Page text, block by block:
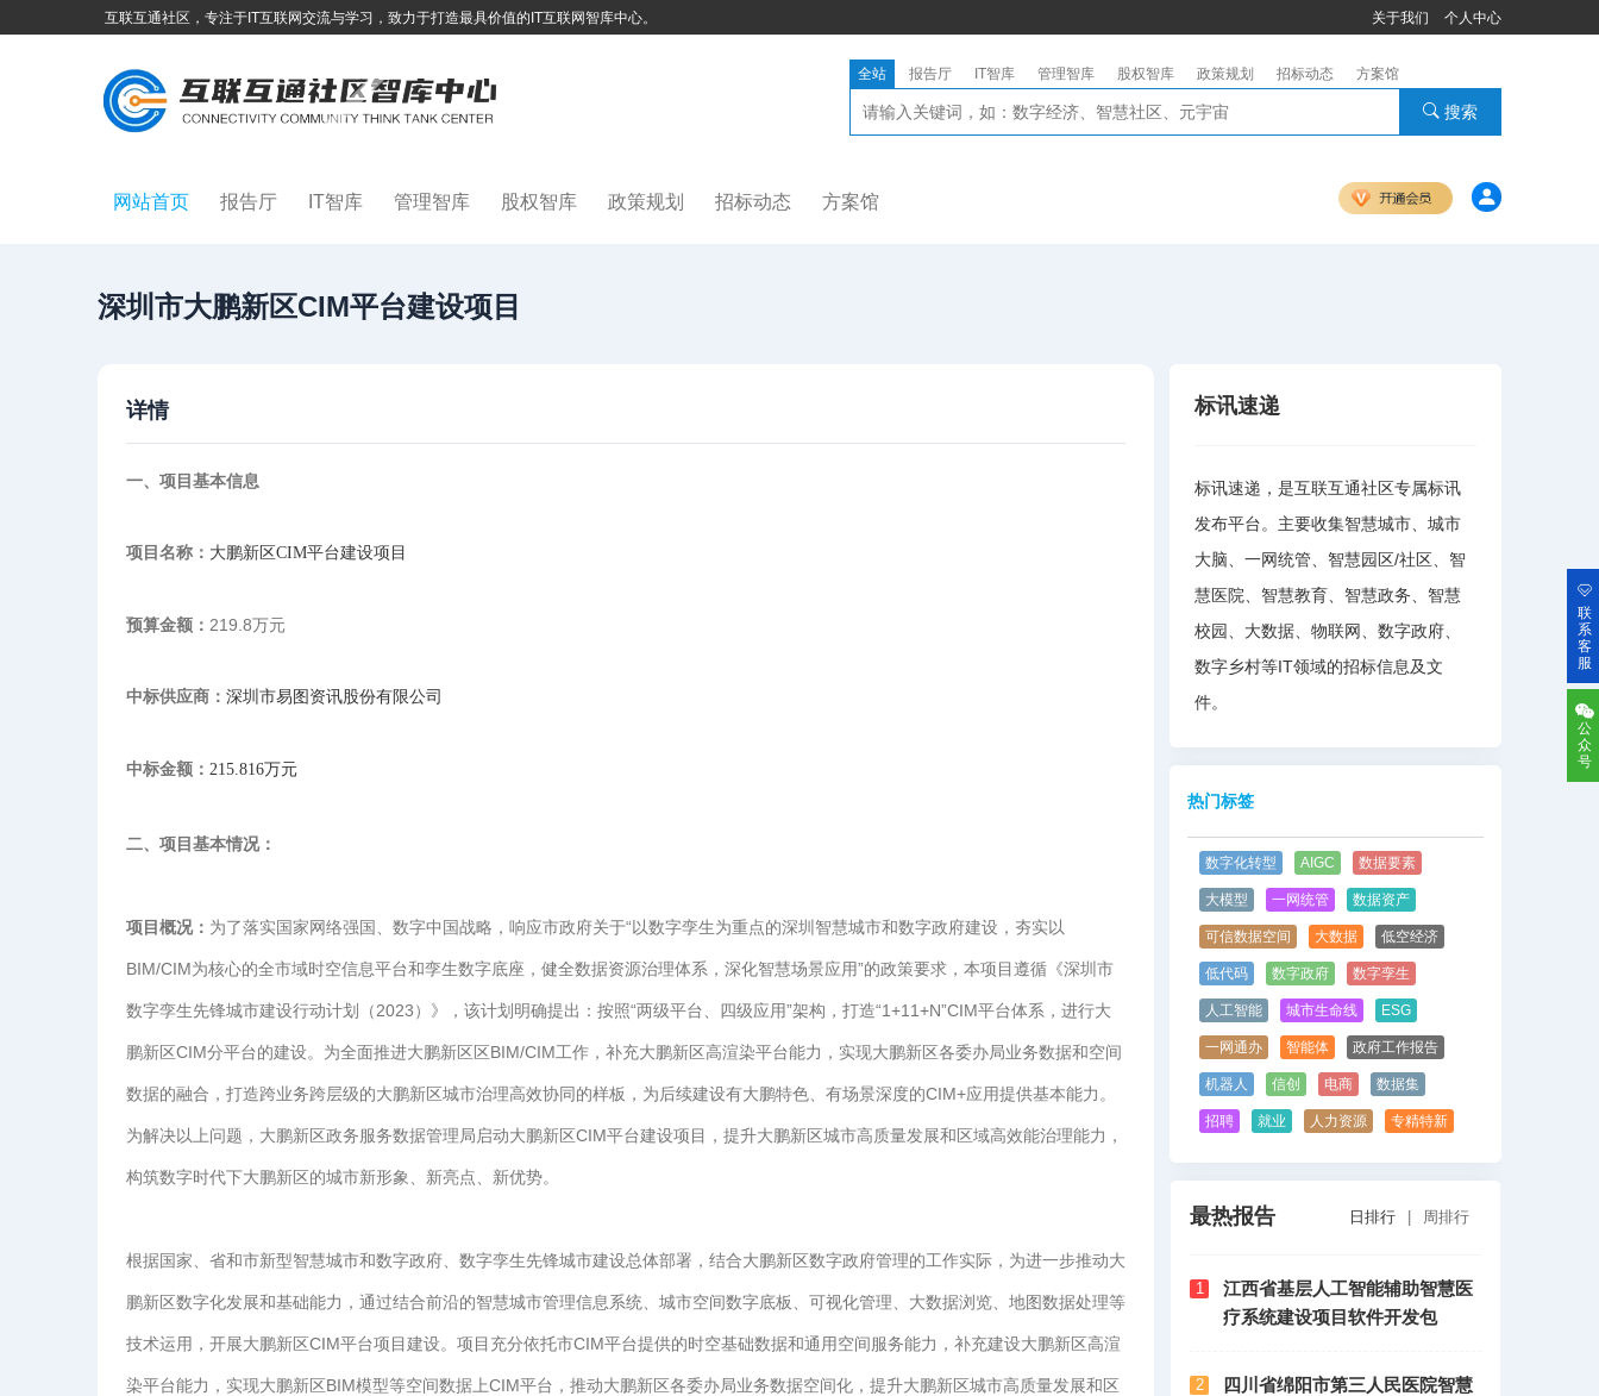
互联互通社区，专注于IT互联网交流与学习，致力于打造最具价值的IT互联网智库中心。 关于我们 个人中心
全站 报告厅 IT智库 管理智库 股权智库 政策规划 招标动态 方案馆
搜索
网站首页 报告厅 IT智库 管理智库 股权智库 政策规划 招标动态 方案馆
深圳市大鹏新区CIM平台建设项目
详情
一、项目基本信息
项目名称： 大鹏新区CIM平台建设项目
预算金额： 219.8万元
中标供应商： 深圳市易图资讯股份有限公司
中标金额： 215.816万元
二、项目基本情况：
项目概况： 为了落实国家网络强国、数字中国战略，响应市政府关于“以数字孪生为重点的深圳智慧城市和数字政府建设，夯实以
BIM/CIM为核心的全市域时空信息平台和孪生数字底座，健全数据资源治理体系，深化智慧场景应用”的政策要求，本项目遵循《深圳市
数字孪生先锋城市建设行动计划（2023）》，该计划明确提出：按照“两级平台、四级应用”架构，打造“1+11+N”CIM平台体系，进行大
鹏新区CIM分平台的建设。为全面推进大鹏新区区BIM/CIM工作，补充大鹏新区高渲染平台能力，实现大鹏新区各委办局业务数据和空间
数据的融合，打造跨业务跨层级的大鹏新区城市治理高效协同的样板，为后续建设有大鹏特色、有场景深度的CIM+应用提供基本能力。
为解决以上问题，大鹏新区政务服务数据管理局启动大鹏新区CIM平台建设项目，提升大鹏新区城市高质量发展和区域高效能治理能力，
构筑数字时代下大鹏新区的城市新形象、新亮点、新优势。
根据国家、省和市新型智慧城市和数字政府、数字孪生先锋城市建设总体部署，结合大鹏新区数字政府管理的工作实际，为进一步推动大
鹏新区数字化发展和基础能力，通过结合前沿的智慧城市管理信息系统、城市空间数字底板、可视化管理、大数据浏览、地图数据处理等
技术运用，开展大鹏新区CIM平台项目建设。项目充分依托市CIM平台提供的时空基础数据和通用空间服务能力，补充建设大鹏新区高渲
染平台能力，实现大鹏新区BIM模型等空间数据上CIM平台，推动大鹏新区各委办局业务数据空间化，提升大鹏新区城市高质量发展和区
标讯速递
标讯速递，是互联互通社区专属标讯
发布平台。主要收集智慧城市、城市
大脑、一网统管、智慧园区/社区、智
慧医院、智慧教育、智慧政务、智慧
校园、大数据、物联网、数字政府、
数字乡村等IT领域的招标信息及文
件。
热门标签
数字化转型 AIGC 数据要素
大模型 一网统管 数据资产
可信数据空间 大数据 低空经济
低代码 数字政府 数字孪生
人工智能 城市生命线 ESG
一网通办 智能体 政府工作报告
机器人 信创 电商 数据集
招聘 就业 人力资源 专精特新
最热报告 日排行 周排行
1
江西省基层人工智能辅助智慧医
疗系统建设项目软件开发包
2
四川省绵阳市第三人民医院智慧
联
系
客
服
公
众
号